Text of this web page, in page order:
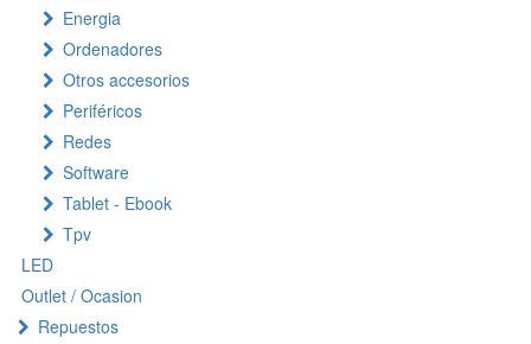
Energia
Ordenadores
Otros accesorios
Periféricos
Redes
Software
Tablet - Ebook
Tpv
LED
Outlet / Ocasion
Repuestos